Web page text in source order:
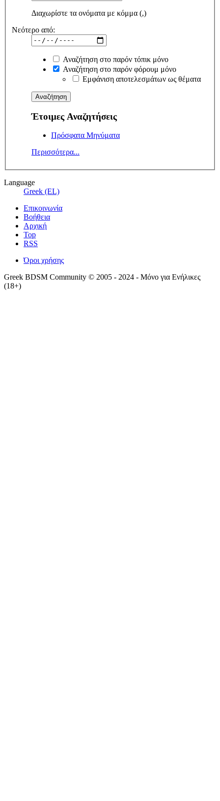
Διαχωρίστε τα ονόματα με κόμμα (,)
Νεότερο από:
Αναζήτηση στο παρόν τόπικ μόνο
Αναζήτηση στο παρόν φόρουμ μόνο
Εμφάνιση αποτελεσμάτων ως θέματα
Έτοιμες Αναζητήσεις
Πρόσφατα Μηνύματα
Περισσότερα...
Language
Greek (EL)
Επικοινωνία
Βοήθεια
Αρχική
Top
RSS
Όροι χρήσης
Greek BDSM Community © 2005 - 2024 - Μόνο για Ενήλικες
(18+)